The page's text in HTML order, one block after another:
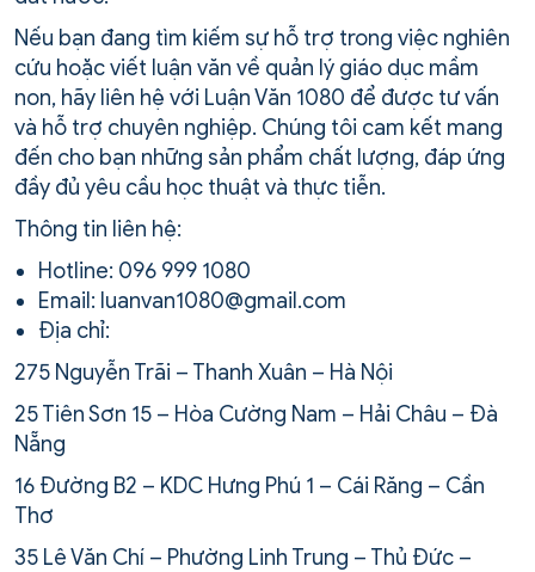
Nếu bạn đang tìm kiếm sự hỗ trợ trong việc nghiên
cứu hoặc viết luận văn về quản lý giáo dục mầm
non, hãy liên hệ với Luận Văn 1080 để được tư vấn
và hỗ trợ chuyên nghiệp. Chúng tôi cam kết mang
đến cho bạn những sản phẩm chất lượng, đáp ứng
đầy đủ yêu cầu học thuật và thực tiễn.
Thông tin liên hệ:
Hotline: 096 999 1080
Email: luanvan1080@gmail.com
Địa chỉ:
275 Nguyễn Trãi – Thanh Xuân – Hà Nội
25 Tiên Sơn 15 – Hòa Cường Nam – Hải Châu – Đà
Nẵng
16 Đường B2 – KDC Hưng Phú 1 – Cái Răng – Cần
Thơ
35 Lê Văn Chí – Phường Linh Trung – Thủ Đức –